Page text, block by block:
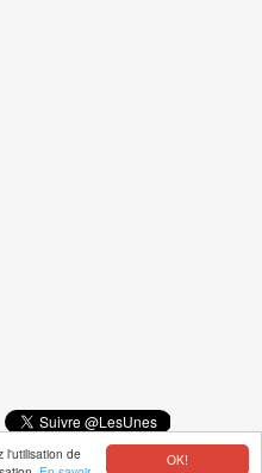
OK!
l'utilisation de